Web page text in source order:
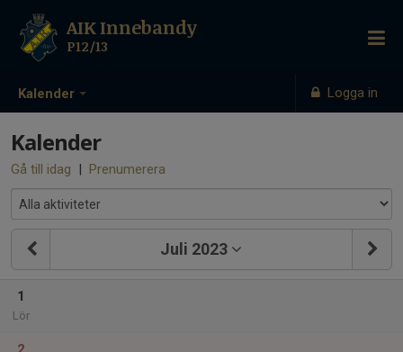
Kalender Logga in
AIK Innebandy
P12/13
Kalender
Gå till idag | Prenumerera
Juli 2023
1
Lör